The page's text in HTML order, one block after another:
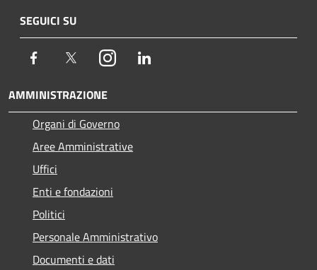
SEGUICI SU
Facebook TwitterInstagram
AMMINISTRAZIONE
Organi di Governo
Aree Amministrative
Uffici
Enti e fondazioni
Politici
Personale Amministrativo
Documenti e dati